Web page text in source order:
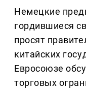
Немецкие
гордившиеся
просят
китайских
Евросоюзе
торговых